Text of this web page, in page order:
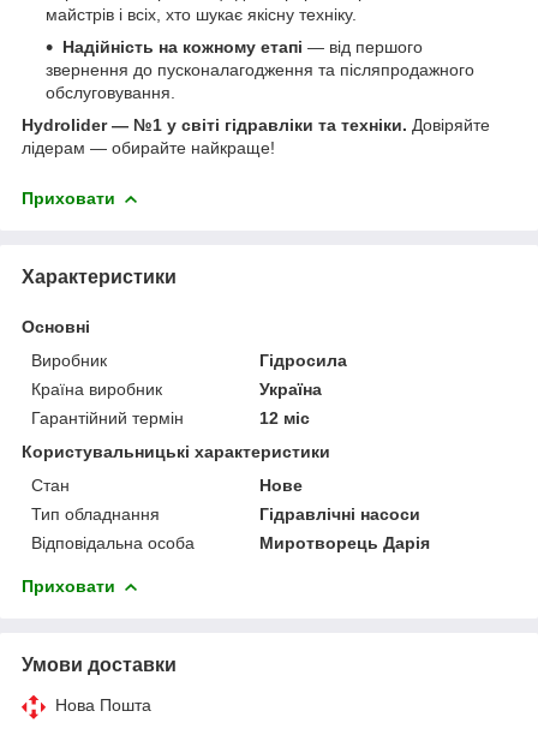
майстрів і всіх, хто шукає якісну техніку.
Надійність на кожному етапі — від першого
звернення до пусконалагодження та післяпродажного
обслуговування.
Hydrolider — №1 у світі гідравліки та техніки. Довіряйте
лідерам — обирайте найкраще!
Приховати
Характеристики
Основні
Виробник
Гідросила
Країна виробник
Україна
Гарантійний термін
12 міс
Користувальницькі характеристики
Стан
Нове
Тип обладнання
Гідравлічні насоси
Відповідальна особа
Миротворець Дарія
Приховати
Умови доставки
Нова Пошта